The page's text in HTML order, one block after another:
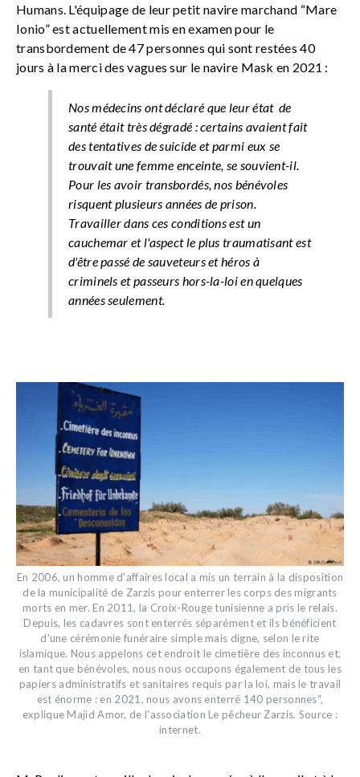
Humans. L'équipage de leur petit navire marchand “Mare
Ionio” est actuellement mis en examen pour le
transbordement de 47 personnes qui sont restées 40
jours à la merci des vagues sur le navire Mask en 2021 :
Nos médecins ont déclaré que leur état de
santé était très dégradé : certains avaient fait
des tentatives de suicide et parmi eux se
trouvait une femme enceinte , se souvient-il.
Pour les avoir transbordés, nos bénévoles
risquent plusieurs années de prison.
Travailler dans ces conditions est un
cauchemar et l'aspect le plus traumatisant est
d'être passé de sauveteurs et héros à
criminels et passeurs hors-la-loi en quelques
années seulement.
En 2006, un homme d'affaires local a mis un terrain à la disposition
de la municipalité de Zarzis pour enterrer les corps des migrants
morts en mer. En 2011, la Croix-Rouge tunisienne a pris le relais.
Depuis, les cadavres sont enterrés séparément et ils bénéficient
d'une cérémonie funéraire simple mais digne, selon le rite
islamique. Nous appelons cet endroit le cimetière des inconnus et,
en tant que bénévoles, nous nous occupons également de tous les
papiers administratifs et sanitaires requis par la loi, mais le travail
est énorme : en 2021, nous avons enterré 140 personnes",
explique Majid Amor, de l'association Le pêcheur Zarzis. Source :
internet.